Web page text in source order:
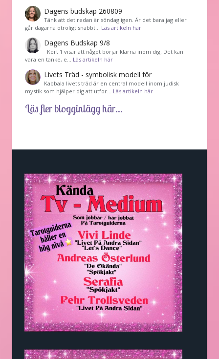
Dagens budskap 260809
Tänk att det redan är söndag igen. Är det bara jag eller
går dagarna otroligt snabbt… Läs artikeln här
Dagens Budskap 9/8
Kort 1 visar att något börjar klarna inom dig. Det kan
vara en tanke, e… Läs artikeln här
Livets Träd - symbolisk modell för
Kabbala livets träd är en central modell inom judisk
mystik som hjälper dig att utfor… Läs artikeln här
Läs fler blogginlägg här...